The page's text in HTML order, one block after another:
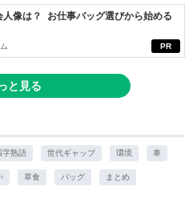
PR
像は？ お仕事バッグ選びから始める
と見る
字熟語 世代ギャップ 環境 車
草食 バッグ まとめ